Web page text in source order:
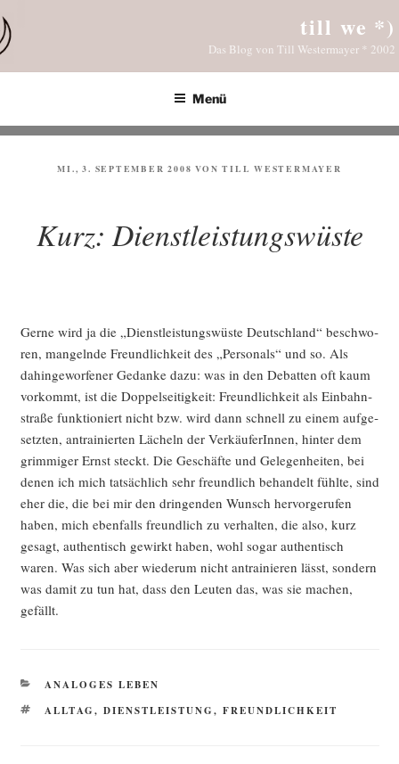
Inhalt
springen
till we *)
Das Blog von Till Westermayer * 2002
Menü
VERÖFFENTLICHT
MI., 3. SEPTEMBER 2008 VONTILL WESTERMAYER
Kurz: Dienstleistungswüste
Ger­ne wird ja die „Dienst­leis­tungs­wüs­te Deutsch­land“ beschwo­
ren, man­geln­de Freund­lich­keit des „Per­so­nals“ und so. Als
dahin­ge­wor­fe­ner Gedan­ke dazu: was in den Debat­ten oft kaum
vor­kommt, ist die Dop­pel­sei­tig­keit: Freund­lich­keit als Ein­bahn­
stra­ße funk­tio­niert nicht bzw. wird dann schnell zu einem auf­ge­
setz­ten, antrai­nier­ten Lächeln der Ver­käu­fe­rIn­nen, hin­ter dem
grim­mi­ger Ernst steckt. Die Geschäf­te und Gele­gen­hei­ten, bei
denen ich mich tat­säch­lich sehr freund­lich behan­delt fühl­te, sind
eher die, die bei mir den drin­gen­den Wunsch her­vor­ge­ru­fen
haben, mich eben­falls freund­lich zu ver­hal­ten, die also, kurz
gesagt, authen­tisch gewirkt haben, wohl sogar authen­tisch
waren. Was sich aber wie­der­um nicht antrai­nie­ren lässt, son­dern
was damit zu tun hat, dass den Leu­ten das, was sie machen,
gefällt.
KATEGORIEN
ANALOGES LEBEN
SCHLAGWÖRTER
ALLTAG, DIENSTLEISTUNG, FREUNDLICHKEIT